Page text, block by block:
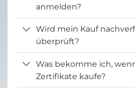
anmelden?
Wird mein Kauf
überprüft?
Was bekomme ich,
Zertifikate kaufe?